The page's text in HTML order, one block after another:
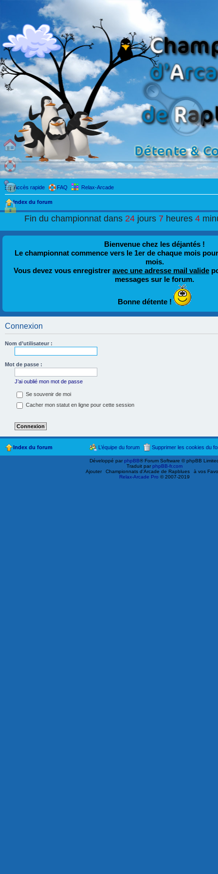
Accès rapide FAQ Relax-Arcade
Index du forum
Fin du championnat dans24 jours7 heures4
Bienvenue chez les déjantés !
Le championnat commence vers le 1er de chaque mois
mois.
Vous devez vous enregistrer avec une adresse mail valide
messages sur le forum.
Bonne détente !
Connexion
Nom d’utilisateur :
Mot de passe :
J’ai oublié mon mot de passe
Se souvenir de moi
Cacher mon statut en ligne pour cette session
Index du forum Supprimer les cookies du
L’équipe du forum
Développé parphpBB® Forum Software © phpBB
Traduit parphpBB-fr.com
Ajouter
Championnats d'Arcade de Rapblues
à vos
Relax-Arcade Pro © 2007-2019